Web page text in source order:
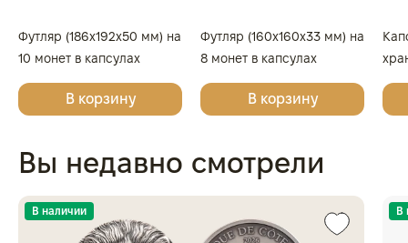
Футляр (186x192x50 мм) на
10 монет в капсулах
(диаметр 46 мм), светло-
бордовыйВ корзину
Футляр (160x160x33 мм) на
8 монет в капсулах
(диаметр 46 мм), светло-
бордовыйВ корзину
Вы недавно смотрели
В наличии В